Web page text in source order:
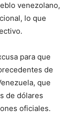
venezolano,
lo que
para que
de
que
de dólares
oficiales.